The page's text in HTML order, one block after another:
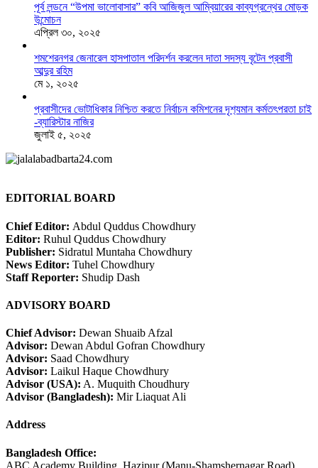
পূর্ব লন্ডনে “উপমা ভালোবাসার” কবি আজিজুল আম্বিয়ারের কাব্যগ্রন্থের মোড়ক
উন্মোচন
এপ্রিল ৩০, ২০২৫
শমশেরনগর জেনারেল হাসপাতাল পরিদর্শন করলেন দাতা সদস্য বৃটেন প্রবাসী
আব্দুর রহিম
মে ১, ২০২৫
প্রবাসীদের ভোটাধিকার নিশ্চিত করতে নির্বাচন কমিশনের দৃশ‍্যমান কর্মতৎপরতা চাই
-ব্যারিস্টার নাজির
জুলাই ৫, ২০২৫
EDITORIAL BOARD
Chief Editor: Abdul Quddus Chowdhury
Editor: Ruhul Quddus Chowdhury
Publisher: Sidratul Muntaha Chowdhury
News Editor: Tuhel Chowdhury
Staff Reporter: Shudip Dash
ADVISORY BOARD
Chief Advisor: Dewan Shuaib Afzal
Advisor: Dewan Abdul Gofran Chowdhury
Advisor: Saad Chowdhury
Advisor: Laikul Haque Chowdhury
Advisor (USA): A. Muquith Choudhury
Advisor (Bangladesh): Mir Liaquat Ali
Address
Bangladesh Office:
ABC Academy Building, Hazipur (Manu-Shamshernagar Road),